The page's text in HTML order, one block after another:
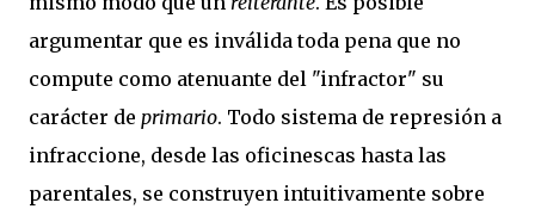
argumentar que es inválida toda pena que no
compute como atenuante del "infractor" su
carácter de primario. Todo sistema de represión a
infraccione, desde las oficinescas hasta las
parentales, se construyen intuitivamente sobre